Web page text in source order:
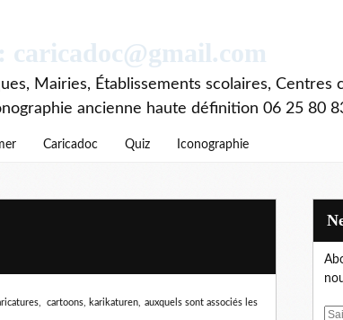
Mairies, Établissements scolaires, Centres
ancienne haute définition 06 25 80
Caricadoc Quiz Iconographie
cartoons, karikaturen, auxquels sont associés les
E